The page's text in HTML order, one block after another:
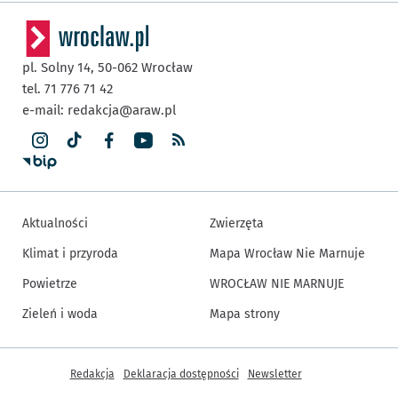
pl. Solny 14, 50-062 Wrocław
tel. 71 776 71 42
e-mail: redakcja@araw.pl
Aktualności
Klimat i przyroda
Powietrze
Zieleń i woda
Zwierzęta
Mapa Wrocław Nie Marnuje
WROCŁAW NIE MARNUJE
Mapa strony
Inne informacje
Redakcja Deklaracja dostępności Newsletter